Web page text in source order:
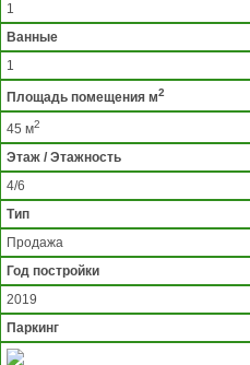
1
Ванные
1
Площадь помещения м2
45 м2
Этаж / Этажность
4/6
Тип
Продажа
Год постройки
2019
Паркинг